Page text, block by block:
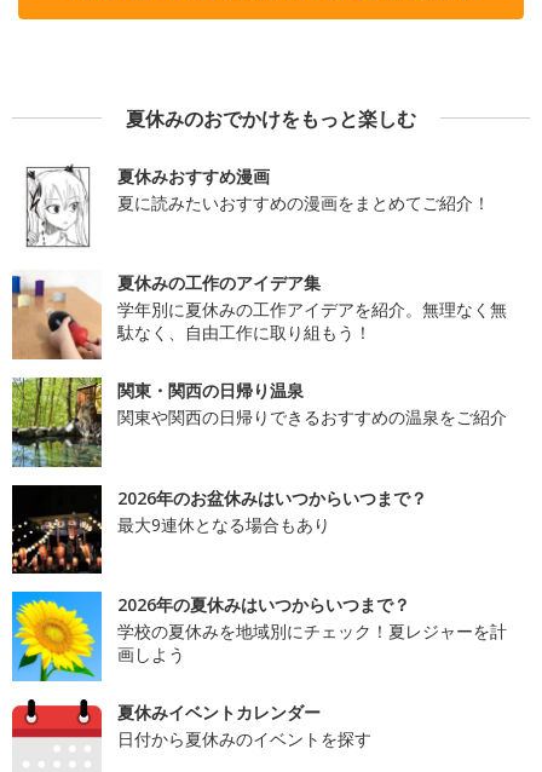
夏休みのおでかけをもっと楽しむ
夏休みおすすめ漫画
夏に読みたいおすすめの漫画をまとめてご紹介！
夏休みの工作のアイデア集
学年別に夏休みの工作アイデアを紹介。無理なく無
駄なく、自由工作に取り組もう！
関東・関西の日帰り温泉
関東や関西の日帰りできるおすすめの温泉をご紹介
2026年のお盆休みはいつからいつまで？
最大9連休となる場合もあり
2026年の夏休みはいつからいつまで？
学校の夏休みを地域別にチェック！夏レジャーを計
画しよう
夏休みイベントカレンダー
日付から夏休みのイベントを探す